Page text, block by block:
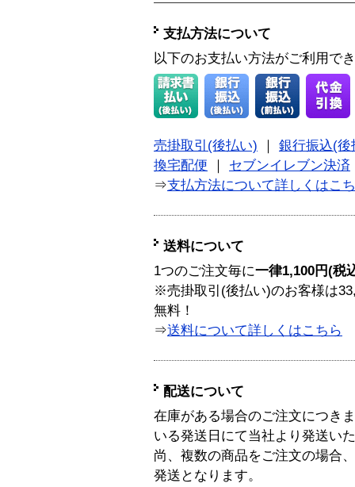
支払方法について
以下のお支払い方法がご利用で
売掛取引(後払い)
銀行振込(後
換宅配便
セブンイレブン決済
⇒支払方法について詳しくはこ
送料について
1つのご注文毎に一律1,100円(税
※売掛取引(後払い)のお客様は
無料！
⇒送料について詳しくはこちら
配送について
在庫がある場合のご注文につき
いる発送日にて当社より発送い
尚、複数の商品をご注文の場合
発送となります。